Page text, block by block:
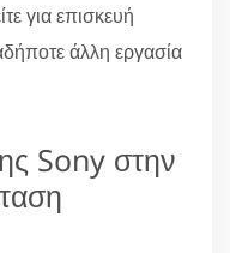
για επισκευή
άλλη εργασία
Sony στην